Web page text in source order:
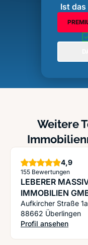
Ist
Weitere
4,9
155 Bewertungen
LEBERER
IMMOBILIEN
Aufkircher Straße 1a
88662 Überlingen
Profil ansehen
: LEBERER